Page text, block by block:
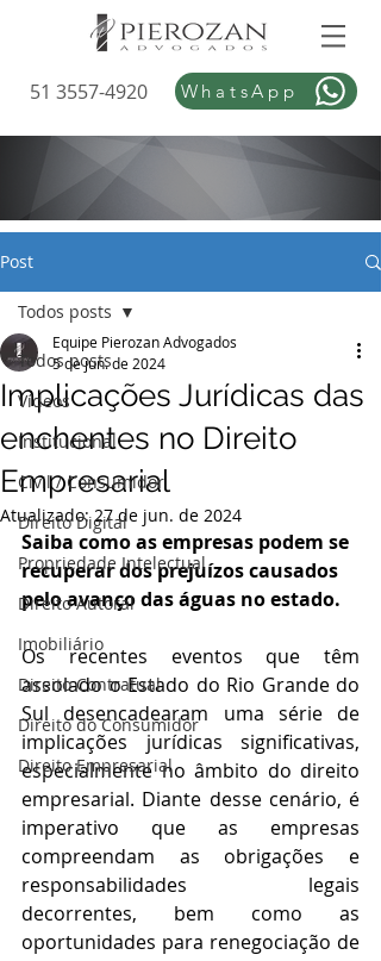
51 3557-4920 WhatsApp
Post
Todos posts
Vídeos
Institucional
Civil / Consumidor
Direito Digital
Propriedade Intelectual
Direito Autoral
Imobiliário
Direito Contratual
Direito do Consumidor
Direito Empresarial
Todos posts
Implicações Jurídicas das
enchentes no Direito
Empresarial
Equipe Pierozan Advogados
5 de jun. de 2024
Atualizado:27 de jun. de 2024
Saiba como as empresas podem se
recuperar dos prejuízos causados
pelo avanço das águas no estado.
Os recentes eventos que têm
assolado o Estado do Rio Grande do
Sul desencadearam uma série de
implicações jurídicas significativas,
especialmente no âmbito do direito
empresarial. Diante desse cenário, é
imperativo que as empresas
compreendam as obrigações e
responsabilidades legais
decorrentes, bem como as
oportunidades para renegociação de